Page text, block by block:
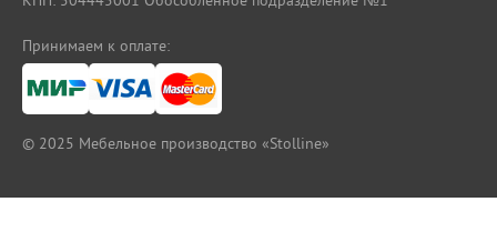
Принимаем к оплате:
© 2025 Мебельное производство «Stolline»